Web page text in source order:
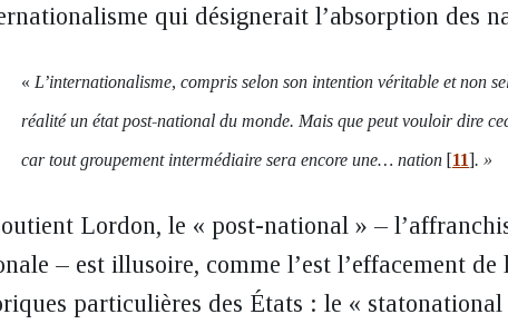
qui désignerait l’absorption des
« L’internationalisme, compris selon son intention véritable et non
réalité un état post-national du monde. Mais que peut vouloir dire
car tout groupement intermédiaire sera encore une… nation [11]. »
Lordon, le « post-national » –
– est illusoire, comme l’est l’effacement
particulières des États : le «